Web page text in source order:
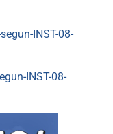
INST-08-
INST-08-